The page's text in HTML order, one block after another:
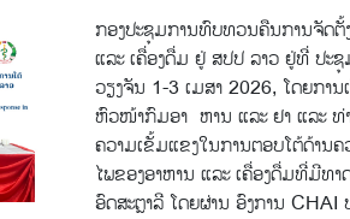
ກອງປະຊຸມການທົບທວນຄືນການຈັດຕັ້
ແລະ ເຄື່ອງດື່ມ ຢູ່ ສປປ ລາວ ຢູ່ທີ່ ປະຊຸ
ວຽງຈັນ 1-3 ເມສາ 2026, ໂດຍກາ
ຫົວໜ້າກົມອາ ຫານ ແລະ ຢາ ແລະ ທ່າ
ຄວາມເຂັ້ມແຂງໃນການຕອບໂຕ້ດ້ານ
ໄພຂອງອາຫານ ແລະ ເຄື່ອງດື່ມທີ່ມີທ
ອົດສະຕຼາລີ ໂດຍຜ່ານ ອົງການ CHAI